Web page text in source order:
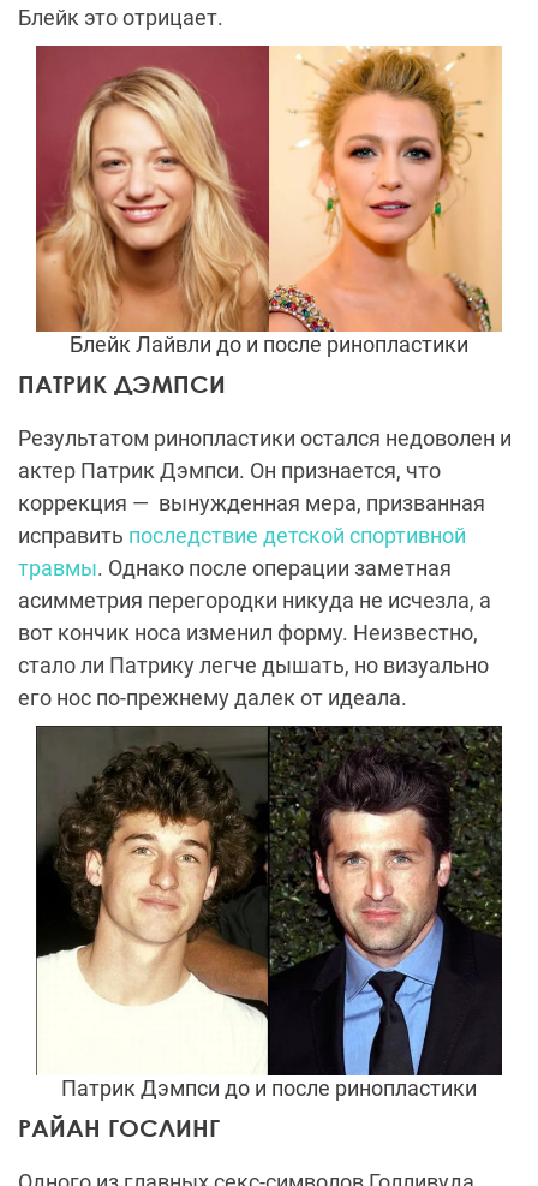
Блейк это отрицает.
Блейк Лайвли до и после ринопластики
ПАТРИК ДЭМПСИ
Результатом ринопластики остался недоволен и
актер Патрик Дэмпси. Он признается, что
коррекция — вынужденная мера, призванная
исправить последствие детской спортивной
травмы. Однако после операции заметная
асимметрия перегородки никуда не исчезла, а
вот кончик носа изменил форму. Неизвестно,
стало ли Патрику легче дышать, но визуально
его нос по-прежнему далек от идеала.
Патрик Дэмпси до и после ринопластики
РАЙАН ГОСЛИНГ